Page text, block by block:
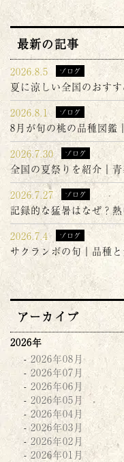
最新の記事
2026.8.5 ブログ
夏に涼しい全国のおす
2026.8.1
ブログ
8月が旬の桃の品種図鑑
2026.7.30
ブログ
全国の夏祭りを紹介｜
2026.7.27
ブログ
記録的な猛暑はなぜ？
2026.7.4
ブログ
サクランボの旬｜品種
アーカイブ
2026年
2026年08月
2026年07月
2026年06月
2026年05月
2026年04月
2026年03月
2026年02月
2026年01月